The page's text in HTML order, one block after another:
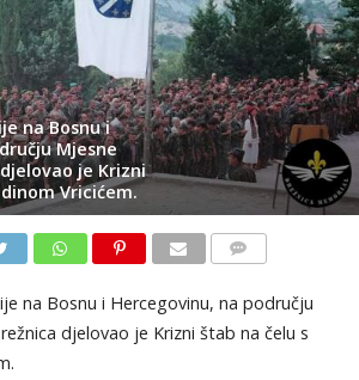
na Bosnu i
Mjesne
je Krizni
Vricićem.
na Bosnu i Hercegovinu, na području
djelovao je Krizni štab na čelu s